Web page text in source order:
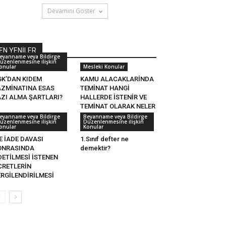
Devamını Göster
YENİLER
veya Bildirge
ilişkin
KIDEM
ESAS
ALMA ŞARTLARI?
Mesleki Konular
KAMU ALACAKLARİNDA
TEMİNAT HANGİ
HALLERDE İSTENİR VE
TEMİNAT OLARAK NELER
KABUL...
veya Bildirge
ilişkin
İADE DAVASI
İSTENEN
Beyanname veya Bildirge
Düzenlenmesine ilişkin
Konular
1.Sınıf defter ne
demektir?